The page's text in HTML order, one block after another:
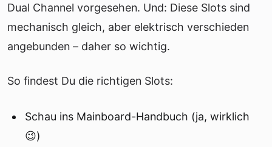
Dual Channel vorgesehen. Und: Diese Slots sind
mechanisch gleich, aber elektrisch verschieden
angebunden – daher so wichtig.
So findest Du die richtigen Slots:
Schau ins Mainboard-Handbuch (ja, wirklich
😉)